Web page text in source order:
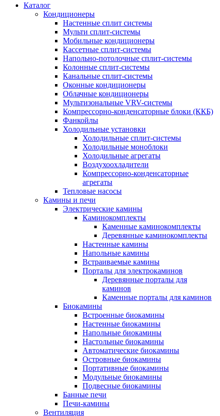
Каталог
Кондиционеры
Настенные сплит системы
Мульти сплит-системы
Мобильные кондиционеры
Кассетные сплит-системы
Напольно-потолочные сплит-системы
Колонные сплит-системы
Канальные сплит-системы
Оконные кондиционеры
Облачные кондиционеры
Мультизональные VRV-системы
Компрессорно-конденсаторные блоки (ККБ)
Фанкойлы
Холодильные установки
Холодильные сплит-системы
Холодильные моноблоки
Холодильные агрегаты
Воздухоохладители
Компрессорно-конденсаторные
агрегаты
Тепловые насосы
Камины и печи
Электрические камины
Каминокомплекты
Каменные каминокомплекты
Деревянные каминокомплекты
Настенные камины
Напольные камины
Встраиваемые камины
Порталы для электрокаминов
Деревянные порталы для
каминов
Каменные порталы для каминов
Биокамины
Встроенные биокамины
Настенные биокамины
Напольные биокамины
Настольные биокамины
Автоматические биокамины
Островные биокамины
Портативные биокамины
Модульные биокамины
Подвесные биокамины
Банные печи
Печи-камины
Вентиляция